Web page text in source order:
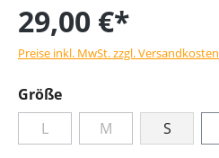
29,00 €*
Preise inkl. MwSt. zzgl. Versandkosten
Größe
L
M S